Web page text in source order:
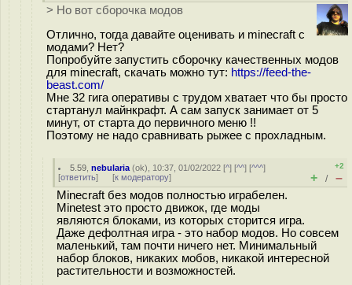
> Но вот сборочка модов
Отлично, тогда давайте оценивать и minecraft с
модами? Нет?
Попробуйте запустить сборочку качественных модов
для minecraft, скачать можно тут: https://feed-the-
beast.com/
Мне 32 гига оперативы с трудом хватает что бы просто
стартанул майнкрафт. А сам запуск занимает от 5
минут, от старта до первичного меню !!
Поэтому не надо сравнивать рыжее с прохладным.
5.59 ,nebularia (ok), 10:37, 01/02/2022 [^] [^^] [^^^]
[ответить] [к модератору]
+2
+ / –
Minecraft без модов полностью играбелен.
Minetest это просто движок, где моды
являются блоками, из которых сторится игра.
Даже дефолтная игра - это набор модов. Но совсем
маленький, там почти ничего нет. Минимальный
набор блоков, никаких мобов, никакой интересной
растительности и возможностей.